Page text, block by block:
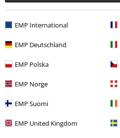
EMP International
EMP Deutschland
EMP Polska
EMP Norge
EMP Suomi
EMP United Kingdom
Última visita
75,99 €